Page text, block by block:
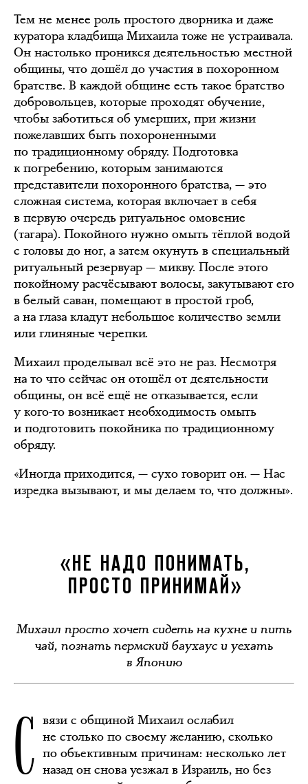
Тем не менее роль простого дворника и даже
куратора кладбища Михаила тоже не устраивала.
Он настолько проникся деятельностью местной
общины, что дошёл до участия в похоронном
братстве. В каждой общине есть такое братство
добровольцев, которые проходят обучение,
чтобы заботиться об умерших, при жизни
пожелавших быть похороненными
по традиционному обряду. Подготовка
к погребению, которым занимаются
представители похоронного братства, — это
сложная система, которая включает в себя
в первую очередь ритуальное омовение
(тагара). Покойного нужно омыть тёплой водой
с головы до ног, а затем окунуть в специальный
ритуальный резервуар — микву. После этого
покойному расчёсывают волосы, закутывают его
в белый саван, помещают в простой гроб,
а на глаза кладут небольшое количество земли
или глиняные черепки.
Михаил проделывал всё это не раз. Несмотря
на то что сейчас он отошёл от деятельности
общины, он всё ещё не отказывается, если
у кого-то возникает необходимость омыть
и подготовить покойника по традиционному
обряду.
«Иногда приходится, — сухо говорит он. — Нас
изредка вызывают, и мы делаем то, что должны».
«НЕ НАДО ПОНИМАТЬ,
ПРОСТО ПРИНИМАЙ»
Михаил просто хочет сидеть на кухне и пить
чай, познать пермский баухаус и уехать
в Японию
С вязи с общиной Михаил ослабил
не столько по своему желанию, сколько
по объективным причинам: несколько лет
назад он снова уезжал в Израиль, но без